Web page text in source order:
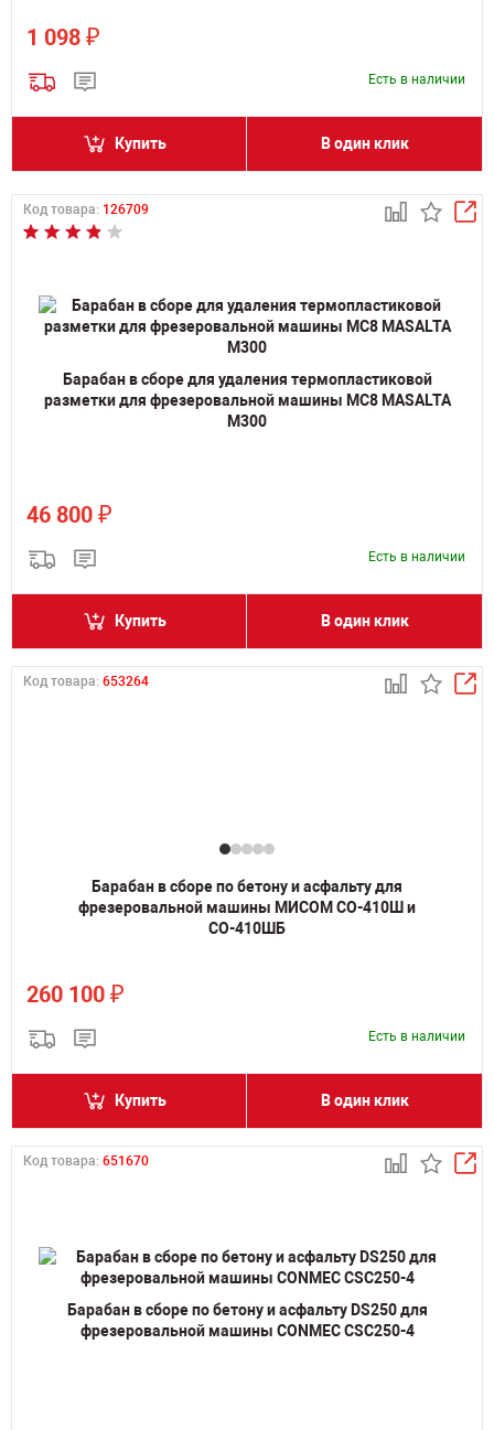
1 098 ₽
Есть в наличии
Купить В один клик
Код товара: 126709
Барабан в сборе для удаления термопластиковой
разметки для фрезеровальной машины MC8 MASALTA
M300
46 800 ₽
Есть в наличии
Купить В один клик
Код товара: 653264
Барабан в сборе по бетону и асфальту для
фрезеровальной машины МИСОМ СО-410Ш и
СО-410ШБ
260 100 ₽
Есть в наличии
Купить В один клик
Код товара: 651670
Барабан в сборе по бетону и асфальту DS250 для
фрезеровальной машины CONMEC CSC250-4